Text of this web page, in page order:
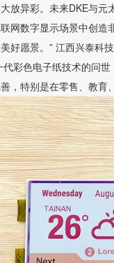
放异彩。未来DKE与
网数字显示场景中创
好愿景。” 江西兴泰
彩色电子纸技术的问
，特别是在零售、教